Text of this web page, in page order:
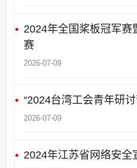
2024年全国桨板冠军赛
赛
2026-07-09
“2024台湾工会青年研
2026-07-09
2024年江苏省网络安全